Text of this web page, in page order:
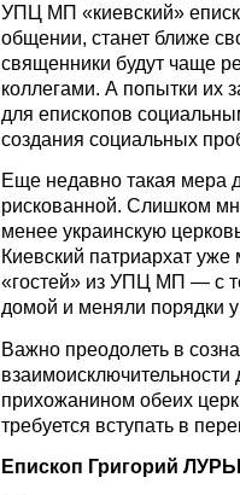
УПЦ МП «киевский»
общении, станет ближе
священники будут чаще
коллегами. А попытки их
для епископов
создания социальных
Еще недавно такая
рискованной. Слишком
менее украинскую
Киевский патриархат
«гостей» из УПЦ МП — с
домой и меняли порядки
Важно преодолеть в
прихожанином обеих
требуется вступать в
Епископ Григорий